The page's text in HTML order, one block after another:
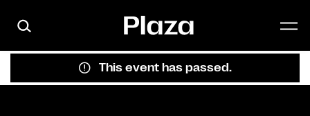
This event has passed.